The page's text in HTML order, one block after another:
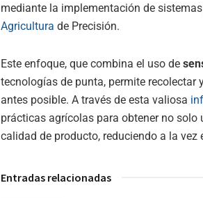
mediante la implementación de
Agricultura de Precisión.
Este enfoque, que combina el uso de
tecnologías de punta, permite
antes posible. A través de esta valiosa
prácticas agrícolas para obtener no
calidad de producto, reduciendo a la
Entradas relacionadas